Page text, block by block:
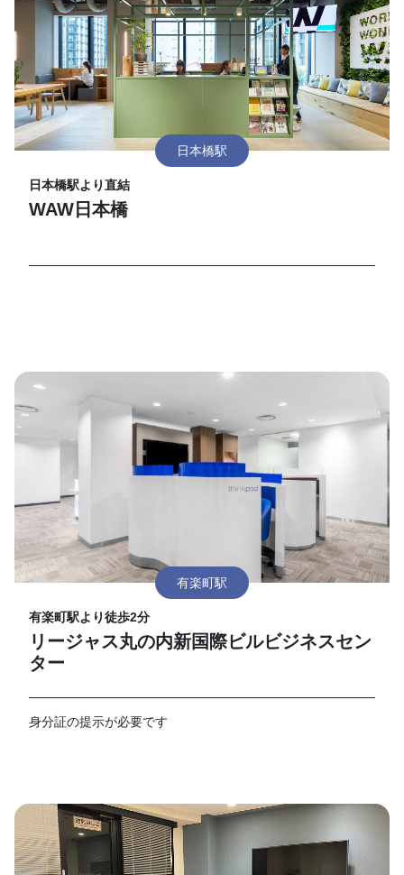
日本橋駅
日本橋駅より直結
WAW日本橋
有楽町駅
有楽町駅より徒歩2分
リージャス丸の内新国際ビルビジネスセン
ター
身分証の提示が必要です